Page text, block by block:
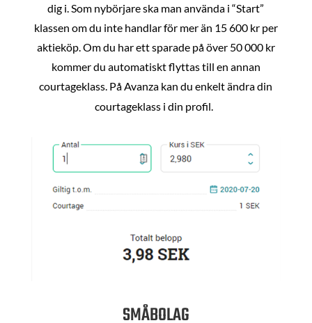
dig i. Som nybörjare ska man använda i “Start”
klassen om du inte handlar för mer än 15 600 kr per
aktieköp. Om du har ett sparade på över 50 000 kr
kommer du automatiskt flyttas till en annan
courtageklass. På Avanza kan du enkelt ändra din
courtageklass i din profil.
SMÅBOLAG